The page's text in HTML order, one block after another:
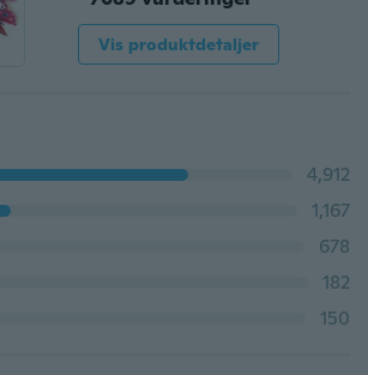
Vis produktdetaljer
4,912
1,167
678
182
150